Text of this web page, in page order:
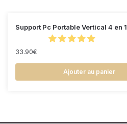
Support Pc Portable Vertical 4 en 1
33.90€
Ajouter au panier